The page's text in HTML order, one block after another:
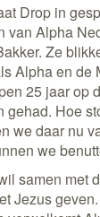
Drop in
van Alpha
Ze
Alpha en de
25 jaar op
gehad. Hoe
we daar nu
we
samen met
Jezus